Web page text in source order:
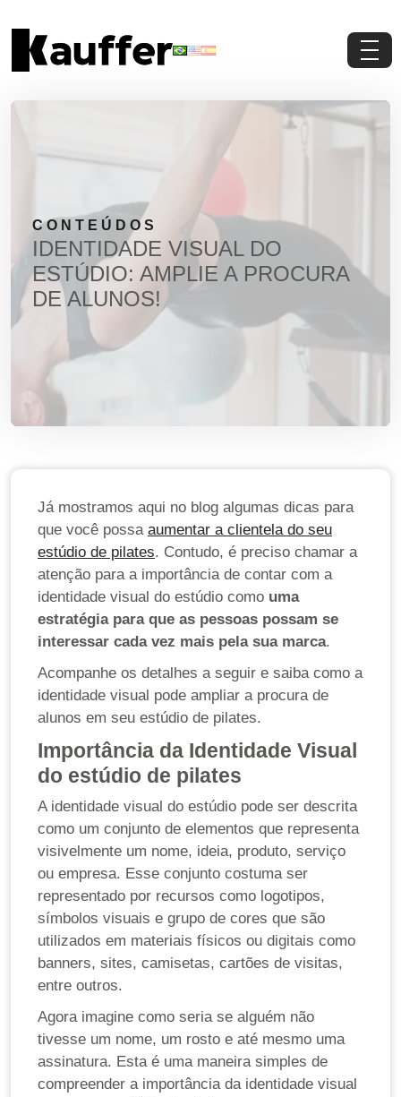
Contato
Materiais Gratuitos
Solicite um Orçamento
CONTEÚDOS
IDENTIDADE VISUAL DO
ESTÚDIO: AMPLIE A PROCURA
DE ALUNOS!
Já mostramos aqui no blog algumas dicas para
que você possa aumentar a clientela do seu
estúdio de pilates. Contudo, é preciso chamar a
atenção para a importância de contar com a
identidade visual do estúdio como uma
estratégia para que as pessoas possam se
interessar cada vez mais pela sua marca.
Acompanhe os detalhes a seguir e saiba como a
identidade visual pode ampliar a procura de
alunos em seu estúdio de pilates.
Importância da Identidade Visual
do estúdio de pilates
A identidade visual do estúdio pode ser descrita
como um conjunto de elementos que representa
visivelmente um nome, ideia, produto, serviço
ou empresa. Esse conjunto costuma ser
representado por recursos como logotipos,
símbolos visuais e grupo de cores que são
utilizados em materiais físicos ou digitais como
banners, sites, camisetas, cartões de visitas,
entre outros.
Agora imagine como seria se alguém não
tivesse um nome, um rosto e até mesmo uma
assinatura. Esta é uma maneira simples de
compreender a importância da identidade visual